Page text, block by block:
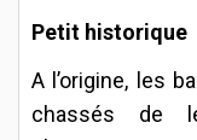
Petit historique
A l’origine, les
chassés de